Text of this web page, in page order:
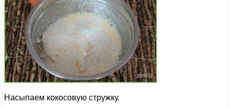
Насыпаем кокосовую стружку.